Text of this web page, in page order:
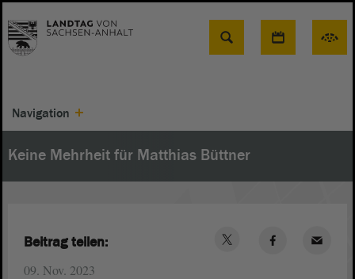
Suche
Navigation
Keine Mehrheit für Matthias Büttner
09. Nov. 2023
Beitrag teilen: